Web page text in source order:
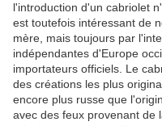
l'introduction d'un cabriolet
est toutefois intéressant de
mère, mais toujours par
indépendantes d'Europe
importateurs officiels. Le
des créations les plus
encore plus russe que
avec des feux provenant de